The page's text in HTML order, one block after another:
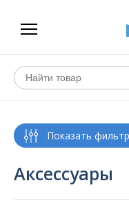
Аксессуары